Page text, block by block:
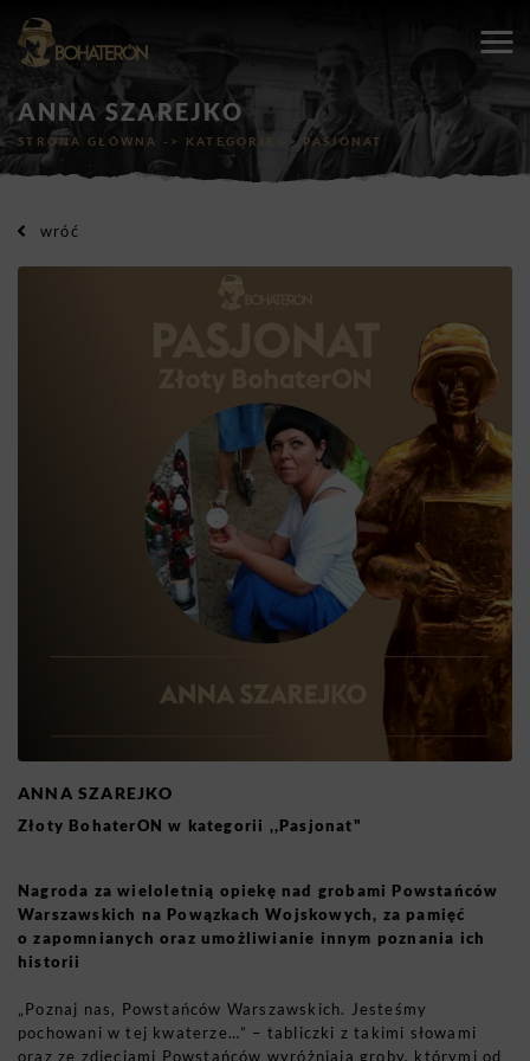
ANNA SZAREJKO
STRONA GŁÓWNA -> KATEGORIE ->PASJONAT
wróć
ANNA SZAREJKO
Złoty BohaterON w kategorii ,,Pasjonat"
Nagroda za wieloletnią opiekę nad grobami Powstańców
Warszawskich na Powązkach Wojskowych, za pamięć
o zapomnianych oraz umożliwianie innym poznania ich
historii
„Poznaj nas, Powstańców Warszawskich. Jesteśmy
pochowani w tej kwaterze…” – tabliczki z takimi słowami
oraz ze zdjęciami Powstańców wyróżniają groby, którymi od